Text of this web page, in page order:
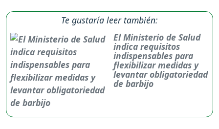
Te gustaría leer también:
El Ministerio de Salud
indica requisitos
indispensables para
flexibilizar medidas y
levantar obligatoriedad
de barbijo